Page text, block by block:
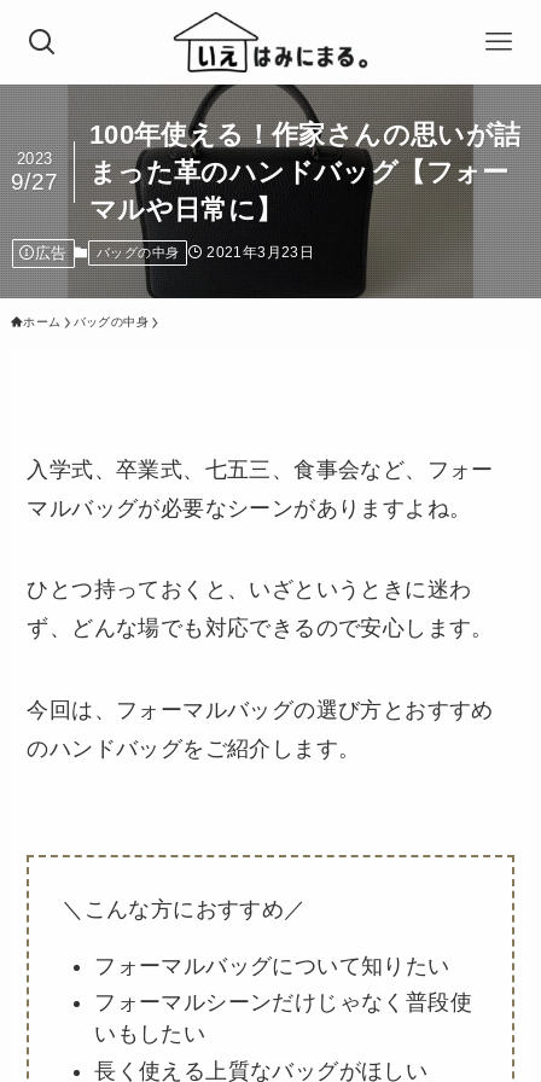
100年使える！作家さんの思いが詰
まった革のハンドバッグ【フォー
マルや日常に】
2023
9/27
広告 バッグの中身 2021年3月23日
ホーム バッグの中身
入学式、卒業式、七五三、食事会など、フォー
マルバッグが必要なシーンがありますよね。
ひとつ持っておくと、いざというときに迷わ
ず、どんな場でも対応できるので安心します。
今回は、フォーマルバッグの選び方とおすすめ
のハンドバッグをご紹介します。
＼こんな方におすすめ／
フォーマルバッグについて知りたい
フォーマルシーンだけじゃなく普段使
いもしたい
長く使える上質なバッグがほしい